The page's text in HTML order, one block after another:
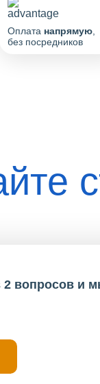
Оплата напрямую,
без посредников
2 вопросов